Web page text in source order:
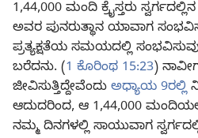
1,44,000 ಮಂದಿ ಕ್ರೈಸ್ತರು
ಅವರ ಪುನರುತ್ಥಾನ ಯಾವಾಗ
ಪ್ರತ್ಯಕ್ಷತೆಯ ಸಮಯದಲ್ಲಿ
ಬರೆದನು. (1 ಕೊರಿಂಥ 15:23)
ಜೀವಿಸುತ್ತಿದ್ದೇವೆಂದು ಅಧ್ಯಾಯ 9ರಲ್ಲಿ
ಆದುದರಿಂದ, ಆ 1,44,000
ನಮ್ಮ ದಿನಗಳಲ್ಲಿ ಸಾಯುವಾಗ